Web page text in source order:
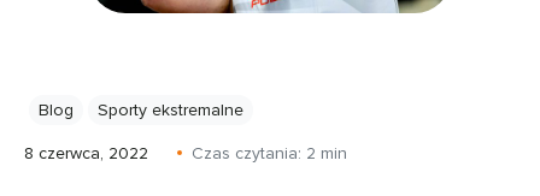
Blog Sporty ekstremalne
8 czerwca, 2022 Czas czytania: 2 min